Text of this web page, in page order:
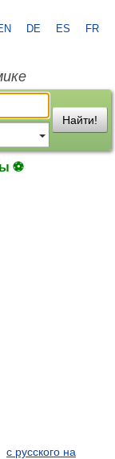
DE ES FR
Найти!
⚽
с русского на